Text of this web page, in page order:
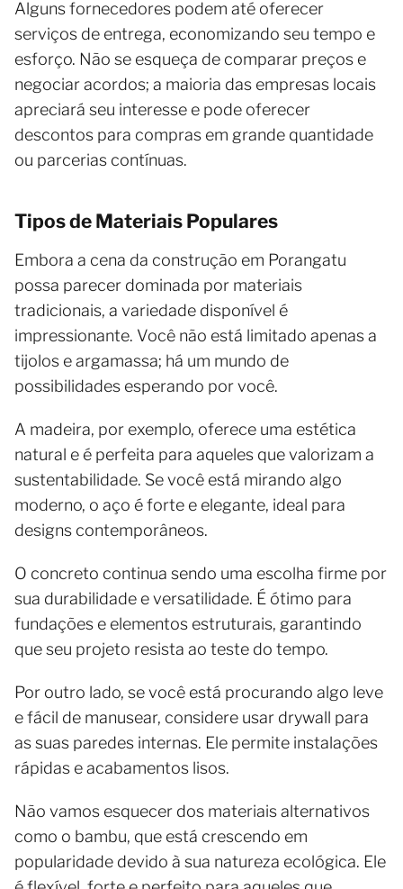
Alguns fornecedores podem até oferecer
serviços de entrega, economizando seu tempo e
esforço. Não se esqueça de comparar preços e
negociar acordos; a maioria das empresas locais
apreciará seu interesse e pode oferecer
descontos para compras em grande quantidade
ou parcerias contínuas.
Tipos de Materiais Populares
Embora a cena da construção em Porangatu
possa parecer dominada por materiais
tradicionais, a variedade disponível é
impressionante. Você não está limitado apenas a
tijolos e argamassa; há um mundo de
possibilidades esperando por você.
A madeira, por exemplo, oferece uma estética
natural e é perfeita para aqueles que valorizam a
sustentabilidade. Se você está mirando algo
moderno, o aço é forte e elegante, ideal para
designs contemporâneos.
O concreto continua sendo uma escolha firme por
sua durabilidade e versatilidade. É ótimo para
fundações e elementos estruturais, garantindo
que seu projeto resista ao teste do tempo.
Por outro lado, se você está procurando algo leve
e fácil de manusear, considere usar drywall para
as suas paredes internas. Ele permite instalações
rápidas e acabamentos lisos.
Não vamos esquecer dos materiais alternativos
como o bambu, que está crescendo em
popularidade devido à sua natureza ecológica. Ele